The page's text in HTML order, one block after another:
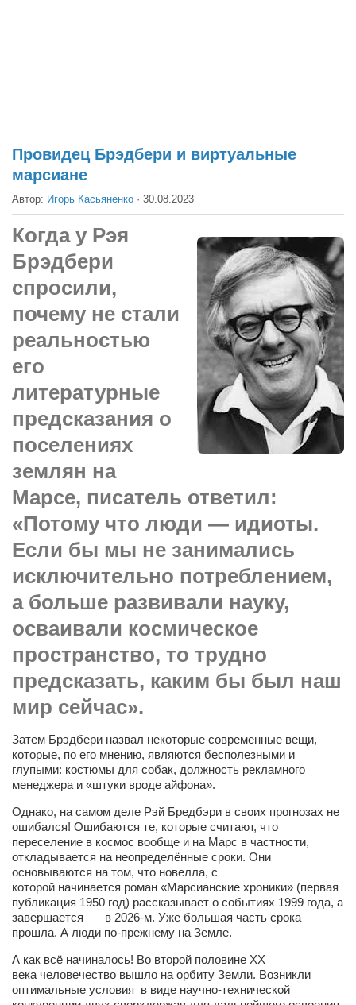
Выборы
Деньги
Опросы
Здоровье
Здоровый образ жизни
Активный отдых
Курьезы
Досье
Арт-менеджеры
Лариса Ильченко
Орест Коваль
Тамара Кубракова
Елена Мельник
Вера Паненко
Семён Салатенко
Сергей Шепилов
Актёры
Валентин Бурый
Артём Мяус
Александра Сокол
Барды
Владимир Айзенберг
Игорь Добровольский
Ольга Козаченко
Оксана Скоробагатская
Александра Скорук
Ольга Чикина
Бизнес-партнёры
Провидец Брэдбери и виртуальные
марсиане
Автор: Игорь Касьяненко · 30.08.2023
Когда у Рэя
Брэдбери
спросили,
почему не стали
реальностью
его
литературные
предсказания о
поселениях
землян на
Марсе, писатель ответил:
«Потому что люди — идиоты.
Если бы мы не занимались
исключительно потреблением,
а больше развивали науку,
осваивали космическое
пространство, то трудно
предсказать, каким бы был наш
мир сейчас».
Затем Брэдбери назвал некоторые современные вещи,
которые, по его мнению, являются бесполезными и
глупыми: костюмы для собак, должность рекламного
менеджера и «штуки вроде айфона».
Однако, на самом деле Рэй Бредбэри в своих прогнозах не
ошибался! Ошибаются те, которые считают, что
переселение в космос вообще и на Марс в частности,
откладывается на неопределённые сроки. Они
основываются на том, что новелла, с
которой начинается роман «Марсианские хроники» (первая
публикация 1950 год) рассказывает о событиях 1999 года, а
завершается — в 2026-м. Уже большая часть срока
прошла. А люди по-прежнему на Земле.
А как всё начиналось! Во второй половине ХХ
века человечество вышло на орбиту Земли. Возникли
оптимальные условия в виде научно-технической